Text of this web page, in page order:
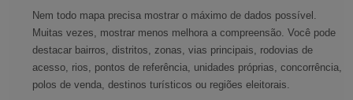
Nem todo mapa precisa mostrar o máximo de dados possível.
Muitas vezes, mostrar menos melhora a compreensão. Você pode
destacar bairros, distritos, zonas, vias principais, rodovias de
acesso, rios, pontos de referência, unidades próprias, concorrência,
polos de venda, destinos turísticos ou regiões eleitorais.